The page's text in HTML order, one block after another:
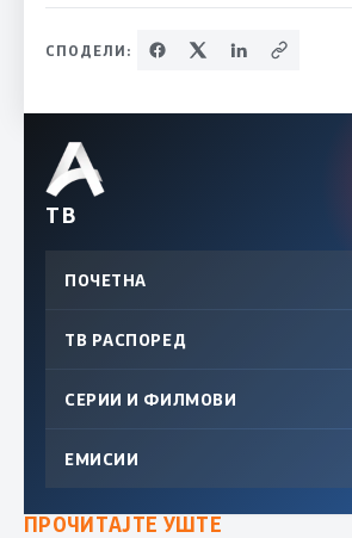
СПОДЕЛИ:
ТВ
ПОЧЕТНА
ТВ РАСПОРЕД
СЕРИИ И ФИЛМОВИ
ЕМИСИИ
ПРОЧИТАЈТЕ УШТЕ